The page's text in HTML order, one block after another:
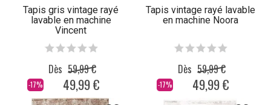
Tapis gris vintage rayé
lavable en machine
Vincent
-17%
Dès 59,99 €
49,99 €
Tapis vintage rayé lavable
en machine Noora
-17%
Dès 59,99 €
49,99 €